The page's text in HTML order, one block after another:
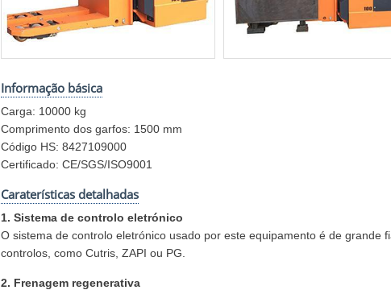
Informação básica
Carga: 10000 kg
Comprimento dos garfos: 1500 mm
Código HS: 8427109000
Certificado: CE/SGS/ISO9001
Caraterísticas detalhadas
1. Sistema de controlo eletrónico
O sistema de controlo eletrónico usado por este equipamento é de grande
controlos, como Cutris, ZAPI ou PG.
2. Frenagem regenerativa